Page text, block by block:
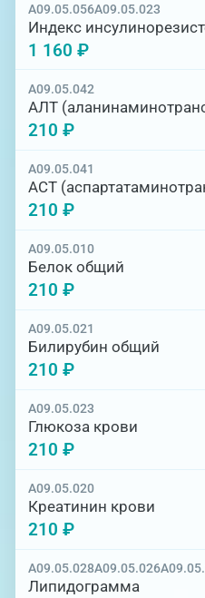
A09.05.056A09.05.023
Индекс
1 160 ₽
A09.05.042
АЛТ
210 ₽
A09.05.041
АСТ
210 ₽
A09.05.010
Белок общий
210 ₽
A09.05.021
Билирубин общий
210 ₽
A09.05.023
Глюкоза крови
210 ₽
A09.05.020
Креатинин крови
210 ₽
A09.05.028A09.05.026
Липидограмма